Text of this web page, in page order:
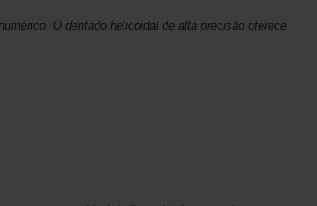
O dentado helicoidal de alta precisão oferece